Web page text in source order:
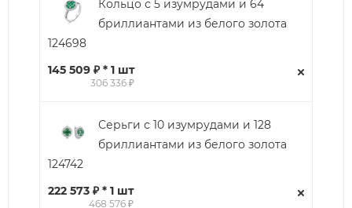
Кольцо с 5 изумрудами и 64
бриллиантами из белого золота
124698
145 509 ₽ * 1 шт
306 336 ₽
Серьги с 10 изумрудами и 128
бриллиантами из белого золота
124742
222 573 ₽ * 1 шт
468 576 ₽